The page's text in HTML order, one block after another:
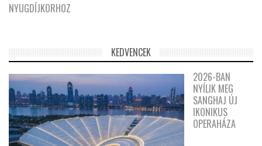
NYUGDÍJKORHOZ
KEDVENCEK
2026-BAN
NYÍLIK MEG
SANGHAJ ÚJ
IKONIKUS
OPERAHÁZA